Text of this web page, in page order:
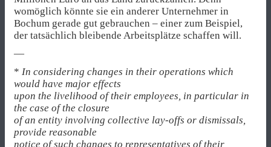
womöglich könnte sie ein anderer Unternehmer in
Bochum gerade gut gebrauchen – einer zum Beispiel,
der tatsächlich bleibende Arbeitsplätze schaffen will.
—
* In considering changes in their operations which
would have major effects
upon the livelihood of their employees, in particular in
the case of the closure
of an entity involving collective lay-offs or dismissals,
provide reasonable
notice of such changes to representatives of their